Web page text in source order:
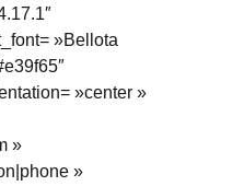
»Bellota
»center »
»
»